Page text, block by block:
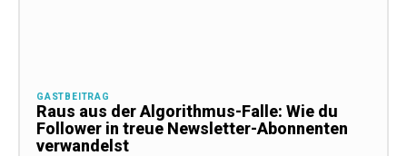
GASTBEITRAG
Raus aus der Algorithmus-Falle: Wie du
Follower in treue Newsletter-Abonnenten
verwandelst